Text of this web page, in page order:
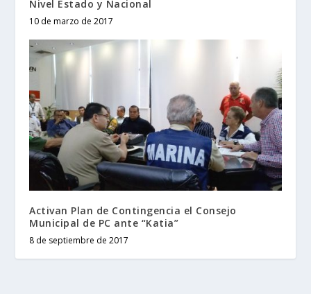
Nivel Estado y Nacional
10 de marzo de 2017
Activan Plan de Contingencia el Consejo
Municipal de PC ante “Katia”
8 de septiembre de 2017